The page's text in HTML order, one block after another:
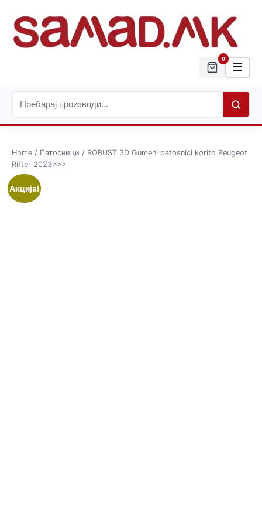
0
☰
Home / Патосници / ROBUST 3D Gumeni patosnici korito Peugeot
Rifter 2023>>>
Акција!